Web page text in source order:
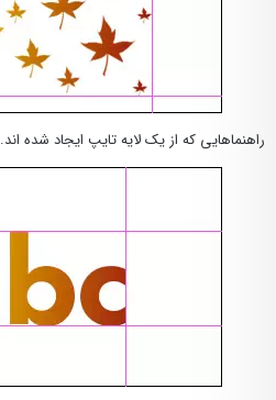
راهنماهایی که از یک لایه تایپ ایجاد شده اند.